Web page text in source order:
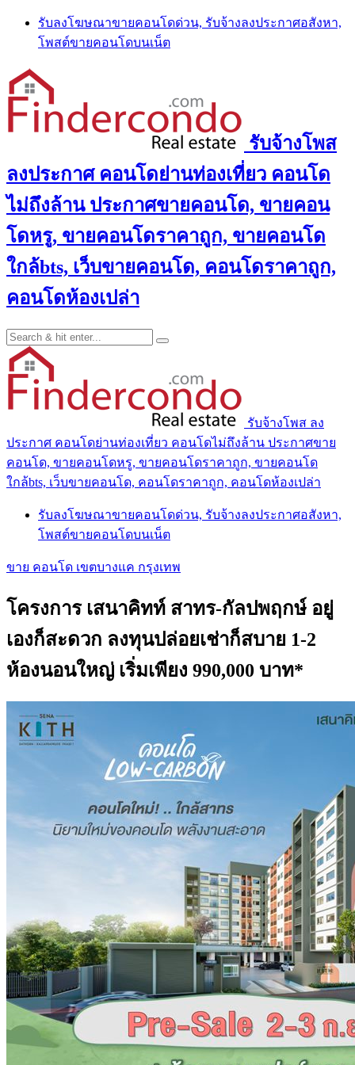
Skip
content
รับลงโฆษณาขายคอนโดด่วน, รับจ้างลงประกาศอสังหา,
โพสต์ขายคอนโดบนเน็ต
รับจ้างโพส
ลงประกาศ คอนโดย่านท่องเที่ยว คอนโด
ไม่ถึงล้าน ประกาศขายคอนโด, ขายคอน
โดหรู, ขายคอนโดราคาถูก, ขายคอนโด
ใกล้bts, เว็บขายคอนโด, คอนโดราคาถูก,
คอนโดห้องเปล่า
รับจ้างโพส ลง
ประกาศ คอนโดย่านท่องเที่ยว คอนโดไม่ถึงล้าน ประกาศขาย
คอนโด, ขายคอนโดหรู, ขายคอนโดราคาถูก, ขายคอนโด
ใกล้bts, เว็บขายคอนโด, คอนโดราคาถูก, คอนโดห้องเปล่า
รับลงโฆษณาขายคอนโดด่วน, รับจ้างลงประกาศอสังหา,
โพสต์ขายคอนโดบนเน็ต
ขาย คอนโด เขตบางแค กรุงเทพ
โครงการ เสนาคิทท์ สาทร-กัลปพฤกษ์ อยู่
เองก็สะดวก ลงทุนปล่อยเช่าก็สบาย 1-2
ห้องนอนใหญ่ เริ่มเพียง 990,000 บาท*